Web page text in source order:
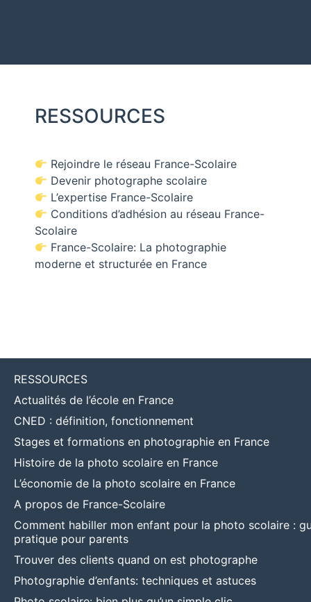
RESSOURCES
Rejoindre le réseau France-Scolaire
Devenir photographe scolaire
L’expertise France-Scolaire
Conditions d’adhésion au réseau France-
Scolaire
France-Scolaire: La photographie
moderne et structurée en France
RESSOURCES
Actualités de l’école en France
CNED : définition, fonctionnement
Stages et formations en photographie en France
Histoire de la photo scolaire en France
L’économie de la photo scolaire en France
A propos de France-Scolaire
Comment habiller mon enfant pour la photo scolaire :
pratique pour parents
Trouver des clients quand on est photographe
Photographie d’enfants: techniques et astuces